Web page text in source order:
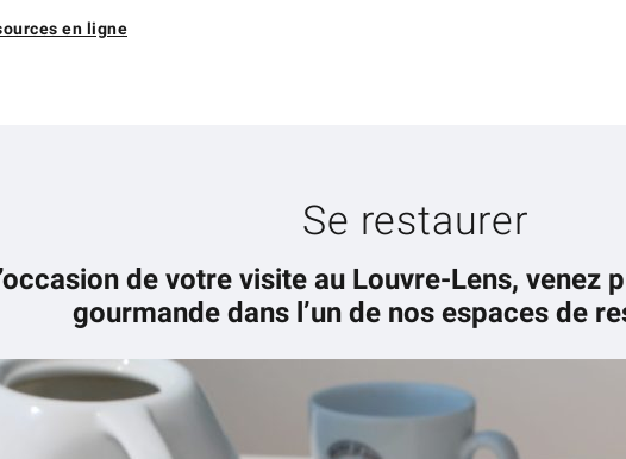
en ligne
Se restaurer
de votre visite au Louvre-Lens, venez
gourmande dans l’un de nos espaces de